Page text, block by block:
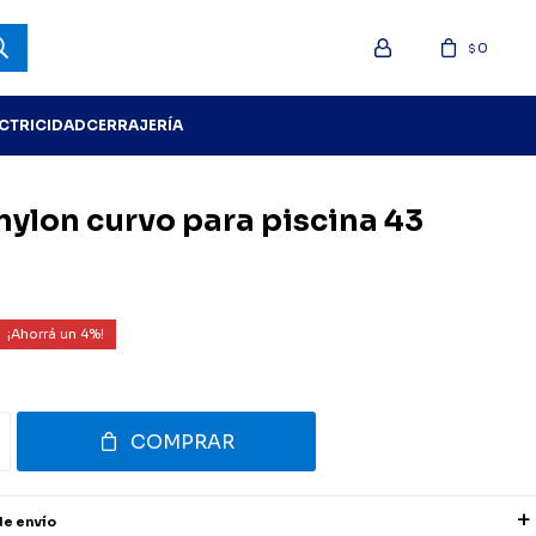
CERRAJERÍA
$0
curvo para piscina 43
4
COMPRAR
envío